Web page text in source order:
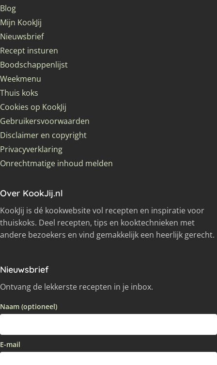
Blog
Mijn KookJij
Nieuwsbrief
Recept insturen
Boodschappenlijst
Weekmenu
Thuis koks
Cookies op KookJij
Gebruikersvoorwaarden
Disclaimer en copyright
Privacyverklaring
Onrechtmatige inhoud melden
Over KookJij.nl
KookJij is dé kookwebsite vol recepten en inspiratie voor
thuiskoks. Deel recepten, tips en kooktechnieken met
andere bezoekers en vind gemakkelijk een heerlijk gerecht.
Nieuwsbrief
Ontvang de lekkerste recepten in je inbox.
Naam (optioneel)
E-mail